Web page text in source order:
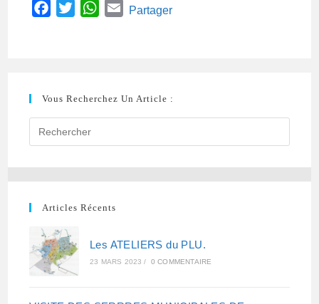
o
o
k
e
r
W
A
p
EPartager
Vous Recherchez Un Article :
Articles Récents
Les ATELIERS du PLU.
23 MARS 2023 / 0 COMMENTAIRE